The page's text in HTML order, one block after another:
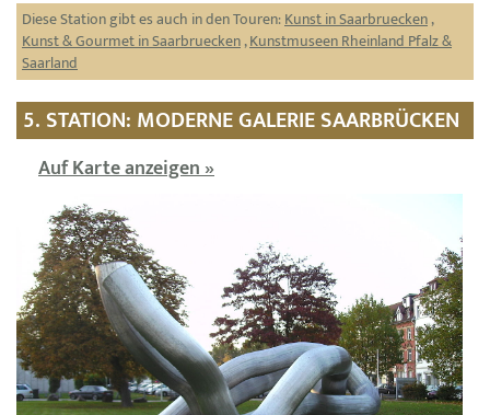
Diese Station gibt es auch in den Touren:Kunst in Saarbruecken,
Kunst & Gourmet in Saarbruecken,Kunstmuseen Rheinland Pfalz &
Saarland
5. STATION: MODERNE GALERIE SAARBRÜCKEN
Auf Karte anzeigen »